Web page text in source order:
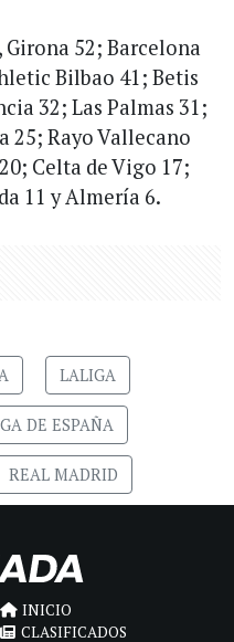
52; Barcelona
Bilbao 41; Betis
32; Las Palmas 31;
25; Rayo Vallecano
Celta de Vigo 17;
11 y Almería 6.
LALIGA
DE ESPAÑA
REAL MADRID
INICIO
CLASIFICADOS